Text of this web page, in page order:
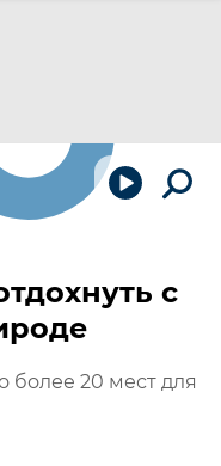
с
более 20 мест для